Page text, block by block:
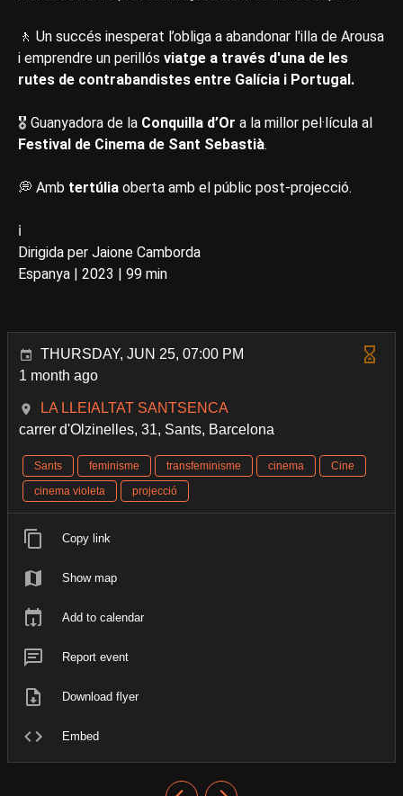
🚶 Un succés inesperat l’obliga a abandonar l'illa de Arousa
i emprendre un perillós viatge a través d'una de les
rutes de contrabandistes entre Galícia i Portugal.
🎖️ Guanyadora de la Conquilla d’Or a la millor pel·lícula al
Festival de Cinema de Sant Sebastià.
💭 Amb tertúlia oberta amb el públic post-projecció.
ℹ️
Dirigida per Jaione Camborda
Espanya | 2023 | 99 min
THURSDAY, JUN 25, 07:00 PM
1 month ago
LA LLEIALTAT SANTSENCA
carrer d'Olzinelles, 31, Sants, Barcelona
Sants feminisme transfeminisme cinema
Cine
cinema violeta
projecció
Copy link
Show map
Add to calendar
Report event
Download flyer
Embed